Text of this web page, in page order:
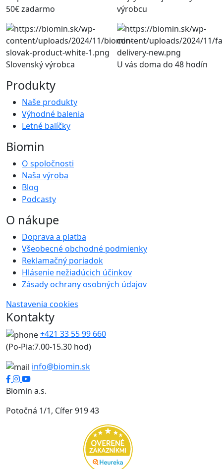
50€ zadarmo
výrobcu
Slovenský výrobca U vás doma do 48 hodín
Produkty
Naše produkty
Výhodné balenia
Letné balíčky
Biomin
O spoločnosti
Naša výroba
Blog
Podcasty
O nákupe
Doprava a platba
Všeobecné obchodné podmienky
Reklamačný poriadok
Hlásenie nežiadúcich účinkov
Zásady ochrany osobných údajov
Nastavenia cookies
Kontakty
+421 33 55 99 660
(Po-Pia:7.00-15.30 hod)
info@biomin.sk
Biomin a.s.
Potočná 1/1, Cífer 919 43